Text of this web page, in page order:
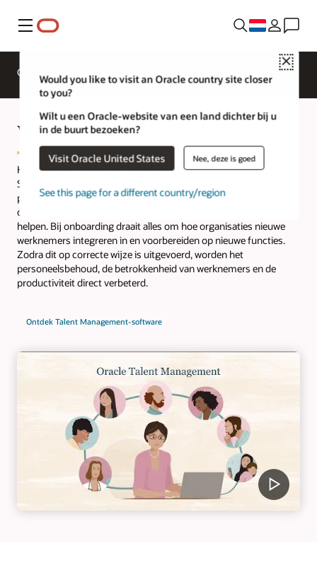
Menu
Close
Would you like to visit an Oracle country site closer
to you?
Wilt u een Oracle-website van een land dichter bij u
in de buurt bezoeken?
Visit Oracle United States Nee, deze is goed
See this page for a different country/region
Overzicht
Wat is onboarding?
Het gemiddelde percentage personeelsbehoud in de Verenigde
Staten varieert van 70% tot 85%. Gezien het feit dat een "goed"
percentage van personeelsbehoud 90% of hoger is, bieden die
cijfers ruimte voor verbetering. Dat is waar onboarding bij kan
helpen. Bij onboarding draait alles om hoe organisaties nieuwe
werknemers integreren in en voorbereiden op nieuwe functies.
Zodra dit op correcte wijze is uitgevoerd, worden het
personeelsbehoud, de betrokkenheid van werknemers en de
productiviteit direct verbeterd.
Ontdek Talent Management-software